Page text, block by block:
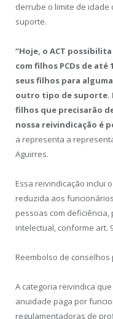
derrube o limite de idade
suporte.
“Hoje, o ACT
com filhos PCDs de
seus filhos para
outro tipo de suporte.
filhos que precisarão
nossa reivindicação é
a representa a
Aguirres.
Essa reivindicação inclui
reduzida aos
pessoas com
intelectual, conforme art.
Reembolso de conselhos
A categoria reivindica
anuidade paga por
regulamentadoras de